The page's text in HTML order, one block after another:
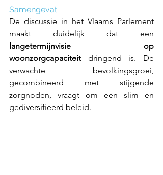
Samengevat
De discussie in het Vlaams Parlement
langetermijnvisie op
woonzorgcapaciteit dringend is. De
verwachte bevolkingsgroei,
gecombineerd met stijgende
zorgnoden, vraagt om een slim en
gediversifieerd beleid.